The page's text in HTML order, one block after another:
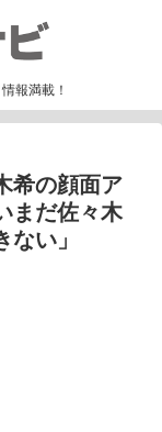
報満載！
希の顔面ア
まだ佐々木
い」